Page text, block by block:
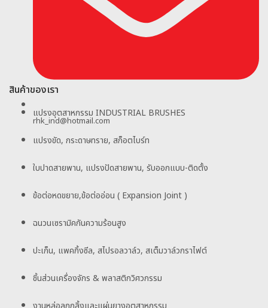
rhk_ind@hotmail.com
สินค้าของเรา
แปรงอุตสาหกรรม INDUSTRIAL BRUSHES
แปรงขัด, กระดาษทราย, สก็อตไบร์ท
ใบปาดสายพาน, แปรงปัดสายพาน, รับออกแบบ-ติดตั้ง
ข้อต่อหดขยาย,ข้อต่ออ่อน ( Expansion Joint )
ฉนวนเซรามิคกันความร้อนสูง
ปะเก็น, แพคกิ้งซีล, สไปรอลวาล์ว, สเต็มวาล์วกราไฟต์
ชิ้นส่วนเครื่องจักร & พลาสติกวิศวกรรม